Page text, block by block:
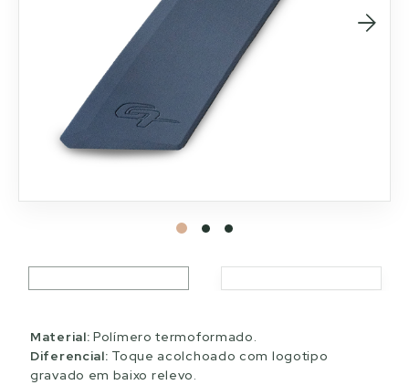
Material: Polímero termoformado.
Diferencial: Toque acolchoado com logotipo
gravado em baixo relevo.